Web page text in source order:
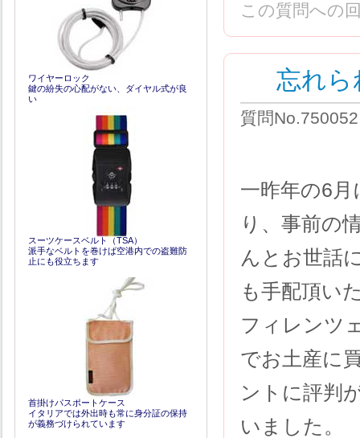
この質問への
忘れ
質問
一昨年の6
り、事前の
んとお世話
も手配頂い
フィレンツ
でお土産に
ントに評判
いました。
ワイヤーロック
鍵の紛失の心配がない、ダイヤル式が良
い
スーツケースベルト（TSA）
派手なベルトを巻けば空港内での盗難防
止にも役立ちます
首掛けパスポートケース
イタリアでは外出時も常に身分証の保持
が義務づけられています